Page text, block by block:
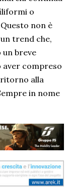
o
non è
trend che,
breve
aver compreso
alla
in nome